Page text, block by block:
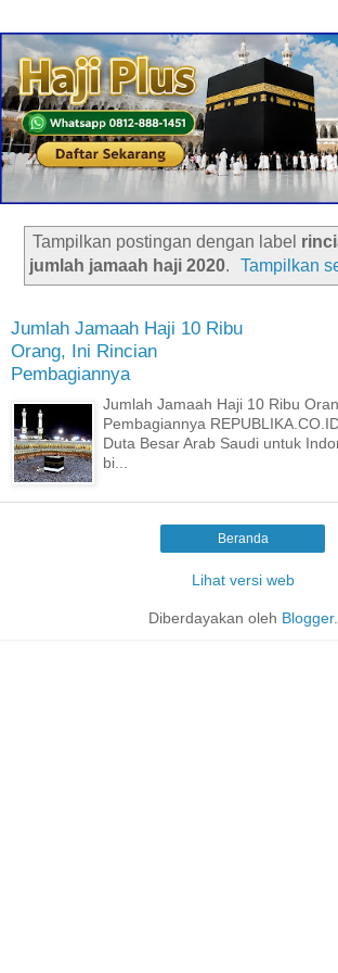
Tampilkan postingan dengan label
jumlah jamaah haji 2020. Tampilkan
Jumlah Jamaah Haji 10 Ribu
Orang, Ini Rincian
Pembagiannya
Jumlah Jamaah Haji 10 Ribu
Pembagiannya
Duta Besar Arab Saudi untuk
bi...
Beranda
Lihat versi web
Diberdayakan oleh Blogger.